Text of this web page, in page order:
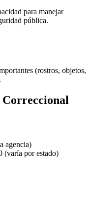
para manejar
pública.
(rostros, objetos,
agencia)
(varía por estado)